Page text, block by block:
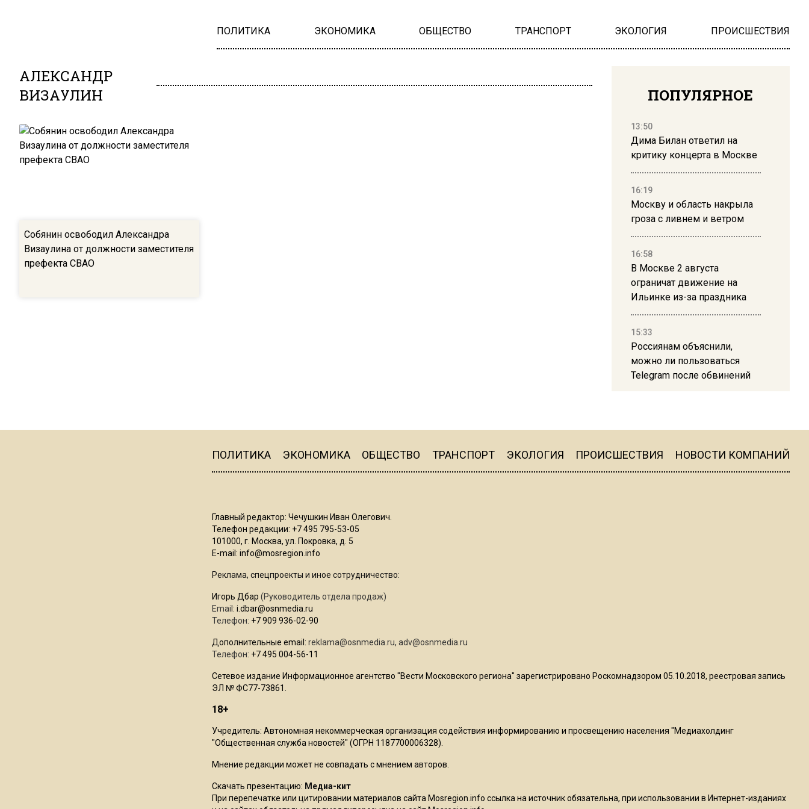
ПОЛИТИКА ЭКОНОМИКА ОБЩЕСТВО ТРАНСПОРТ ЭКОЛОГИЯ ПРОИСШЕСТВИЯ
АЛЕКСАНДР
ВИЗАУЛИН
Собянин освободил Александра
Визаулина от должности заместителя
префекта СВАО
ПОПУЛЯРНОЕ
13:50
Дима Билан ответил на
критику концерта в Москве
16:19
Москву и область накрыла
гроза с ливнем и ветром
16:58
В Москве 2 августа
ограничат движение на
Ильинке из-за праздника
15:33
Россиянам объяснили,
можно ли пользоваться
Telegram после обвинений
литров дождя на
В Подмосковье прекратили
цехах
ПОЛИТИКА ЭКОНОМИКА ОБЩЕСТВО ТРАНСПОРТ ЭКОЛОГИЯ ПРОИСШЕСТВИЯ НОВОСТИ КОМПАНИЙ
Главный редактор: Чечушкин Иван Олегович.
Телефон редакции: +7 495 795-53-05
101000, г. Москва, ул. Покровка, д. 5
E-mail: info@mosregion.info
Реклама, спецпроекты и иное сотрудничество:
Игорь Дбар (Руководитель отдела продаж)
Email: i.dbar@osnmedia.ru
Телефон: +7 909 936-02-90
Дополнительные email: reklama@osnmedia.ru, adv@osnmedia.ru
Телефон: +7 495 004-56-11
Сетевое издание Информационное агентство "Вести Московского региона" зарегистрировано Роскомнадзором 05.10.2018, реестровая запись
ЭЛ № ФС77-73861.
18+
Учредитель: Автономная некоммерческая организация содействия информированию и просвещению населения "Медиахолдинг
"Общественная служба новостей" (ОГРН 1187700006328).
Мнение редакции может не совпадать с мнением авторов.
Скачать презентацию: Медиа-кит
При перепечатке или цитировании материалов сайта Mosregion.info ссылка на источник обязательна, при использовании в Интернет-изданиях